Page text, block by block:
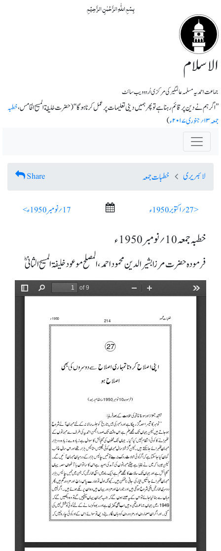
بِسۡمِ اللّٰہِ الرَّحۡمٰنِ الرَّحِیۡمِ
الاسلام
جماعت احمدیہ مسلمہ عالمگیر کی مرکزی اُردو ویب سائٹ
’’اگر ہم نے دین پر قائم رہنا ہے تو پھر ہمیں دینی تعلیمات پر عمل کرنا ہوگا‘‘ ( حضرت خلیفة المسیح الخامس،خطبہ
جمعہ ۱۳؍جنوری ۲۰۱۷ء
)
لائبریری خطبات جمعہ Share
< 27؍ اکتوبر 1950ء 17؍ نومبر 1950ء >
خطبہ جمعہ 10؍ نومبر 1950ء
فرمودہ حضرت مرزا بشیرالدین محمود احمد، المصلح موعود خلیفۃ المسیح الثانیؓ